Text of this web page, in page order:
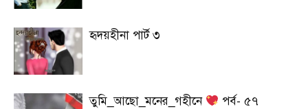
হৃদয়হীনা পার্ট ৩
তুমি_আছো_মনের_গহীনে পর্ব- ৫৭